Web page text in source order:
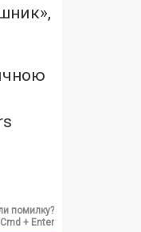
помилку?
Cmd + Enter